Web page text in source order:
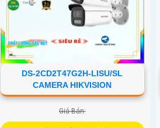
DS-2CD2T47G2H-LISU/SL
CAMERA HIKVISION
Giá Bán: